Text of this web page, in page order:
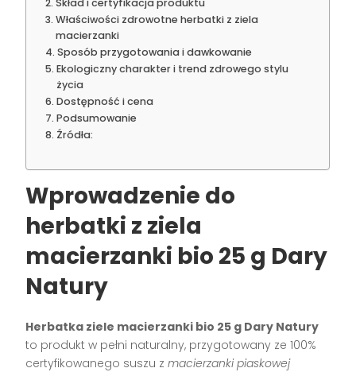
Właściwości zdrowotne herbatki z ziela
macierzanki
Sposób przygotowania i dawkowanie
Ekologiczny charakter i trend zdrowego stylu
życia
Dostępność i cena
Podsumowanie
Źródła:
Wprowadzenie do
herbatki z ziela
macierzanki bio 25 g Dary
Natury
Herbatka ziele macierzanki bio 25 g Dary Natury
to produkt w pełni naturalny, przygotowany ze 100%
certyfikowanego suszu zmacierzanki piaskowej